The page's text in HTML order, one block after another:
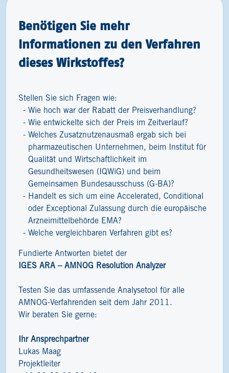
Benötigen Sie mehr
Informationen zu den Verfahren
dieses Wirkstoffes?
Stellen Sie sich Fragen wie:
Wie hoch war der Rabatt der Preisverhandlung?
Wie entwickelte sich der Preis im Zeitverlauf?
Welches Zusatznutzenausmaß ergab sich bei
pharmazeutischen Unternehmen, beim Institut für
Qualität und Wirtschaftlichkeit im
Gesundheitswesen (IQWiG) und beim
Gemeinsamen Bundesausschuss (G-BA)?
Handelt es sich um eine Accelerated, Conditional
oder Exceptional Zulassung durch die europäische
Arzneimittelbehörde EMA?
Welche vergleichbaren Verfahren gibt es?
Fundierte Antworten bietet der
IGES ARA – AMNOG Resolution Analyzer
Testen Sie das umfassende Analysetool für alle
AMNOG-Verfahrenden seit dem Jahr 2011.
Wir beraten Sie gerne:
Ihr Ansprechpartner
Lukas Maag
Projektleiter